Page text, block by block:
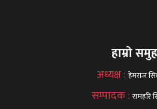
हाम्रो समुह
अध्यक्ष : हेमराज
सम्पादक :रामहरि